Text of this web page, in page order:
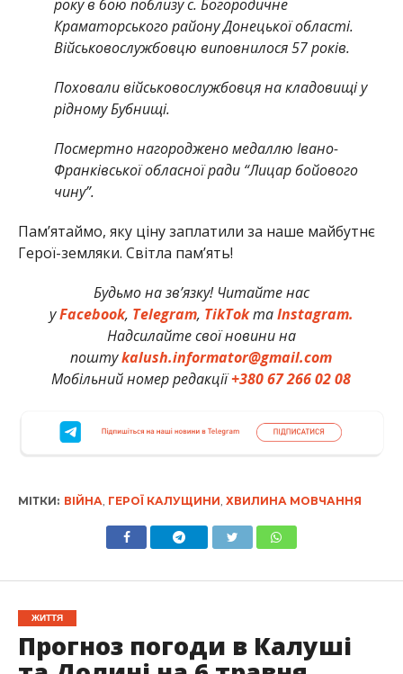
року в бою поблизу с. Богородичне
Краматорського району Донецької області.
Військовослужбовцю виповнилося 57 років.
Поховали військовослужбовця на кладовищі у
рідному Бубнищі.
Посмертно нагороджено медаллю Івано-
Франківської обласної ради “Лицар бойового
чину”.
Памʼятаймо, яку ціну заплатили за наше майбутнє
Герої-земляки. Світла пам’ять!
Будьмо на зв’язку! Читайте нас
уFacebook, Telegram, TikTokтаInstagram.
Надсилайте свої новини на
поштуkalush.informator@gmail.com
Мобільний номер редакції+380 67 266 02 08
МІТКИ: ВІЙНА ГЕРОЇ КАЛУЩИНИ ХВИЛИНА МОВЧАННЯ
ЖИТТЯ
Прогноз погоди в Калуші